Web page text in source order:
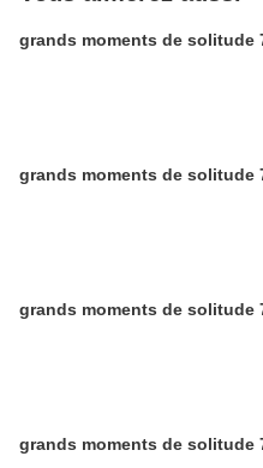
grands moments de solitude
grands moments de solitude
grands moments de solitude
grands moments de solitude